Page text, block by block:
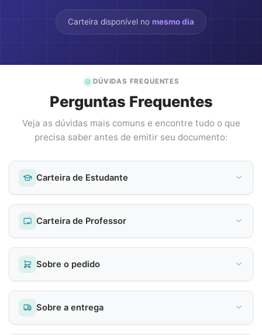
Carteira disponível no mesmo dia
DÚVIDAS FREQUENTES
Perguntas Frequentes
Veja as dúvidas mais comuns e encontre tudo o que
precisa saber antes de emitir seu documento:
Carteira de Estudante
Carteira de Professor
Sobre o pedido
Sobre a entrega